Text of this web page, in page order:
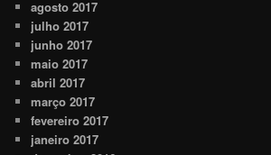
agosto 2017
julho 2017
junho 2017
maio 2017
abril 2017
março 2017
fevereiro 2017
janeiro 2017